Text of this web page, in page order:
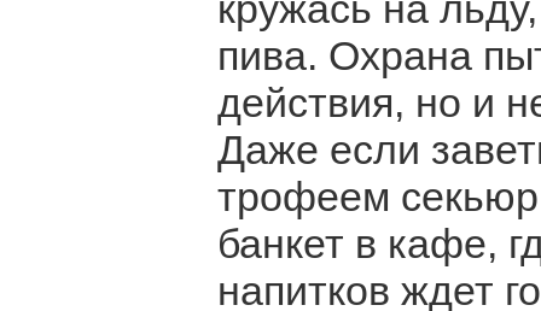
пива. Охрана
действия, но и
Даже если
трофеем
банкет в кафе,
напитков ждет